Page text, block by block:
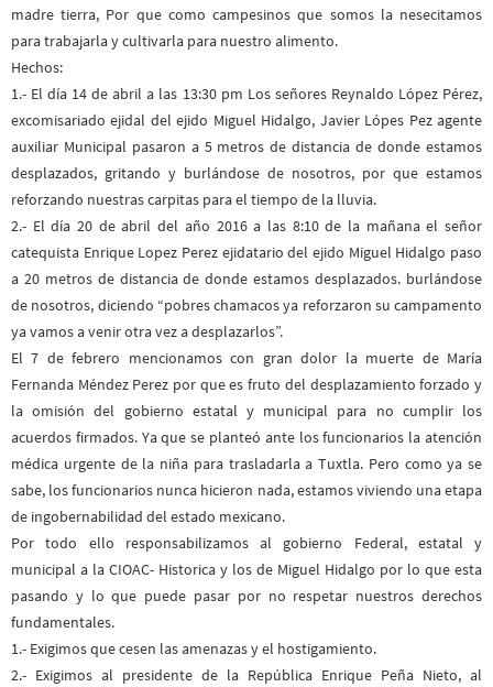
madre tierra, Por que como campesinos que somos la nesecitamos
para trabajarla y cultivarla para nuestro alimento.
Hechos:
1.- El día 14 de abril a las 13:30 pm Los señores Reynaldo López Pérez,
excomisariado ejidal del ejido Miguel Hidalgo, Javier Lópes Pez agente
auxiliar Municipal pasaron a 5 metros de distancia de donde estamos
desplazados, gritando y burlándose de nosotros, por que estamos
reforzando nuestras carpitas para el tiempo de la lluvia.
2.- El día 20 de abril del año 2016 a las 8:10 de la mañana el señor
catequista Enrique Lopez Perez ejidatario del ejido Miguel Hidalgo paso
a 20 metros de distancia de donde estamos desplazados. burlándose
de nosotros, diciendo “pobres chamacos ya reforzaron su campamento
ya vamos a venir otra vez a desplazarlos”.
El 7 de febrero mencionamos con gran dolor la muerte de María
Fernanda Méndez Perez por que es fruto del desplazamiento forzado y
la omisión del gobierno estatal y municipal para no cumplir los
acuerdos firmados. Ya que se planteó ante los funcionarios la atención
médica urgente de la niña para trasladarla a Tuxtla. Pero como ya se
sabe, los funcionarios nunca hicieron nada, estamos viviendo una etapa
de ingobernabilidad del estado mexicano.
Por todo ello responsabilizamos al gobierno Federal, estatal y
municipal a la CIOAC- Historica y los de Miguel Hidalgo por lo que esta
pasando y lo que puede pasar por no respetar nuestros derechos
fundamentales.
1.- Exigimos que cesen las amenazas y el hostigamiento.
2.- Exigimos al presidente de la República Enrique Peña Nieto, al